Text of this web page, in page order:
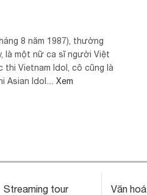
8 năm 1987), thường
là một nữ ca sĩ người Việt
thi Vietnam Idol, cô cũng là
Idol.... Xem
Streaming tour
Văn